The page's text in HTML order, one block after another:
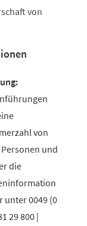
von
von
Personen und
die
unter 0049 (0
29 800 |